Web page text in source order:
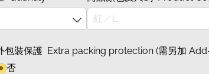
包裝保護 Extra packing protection (需另加
否